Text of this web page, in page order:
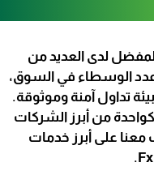
المفضل لدى العديد من
عدد الوسطاء في السوق،
تداول آمنة وموثوقة.
في هذا السياق، تبرز شركة FxPro كواحدة من أبرز الشركات
على أبرز خدمات